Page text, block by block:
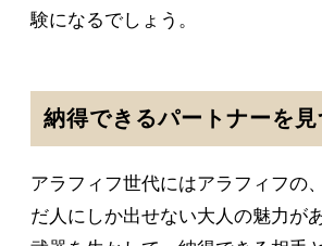
験になるでしょう。
納得できるパートナーを見
アラフィフ世代にはアラフィフの
だ人にしか出せない大人の魅力が